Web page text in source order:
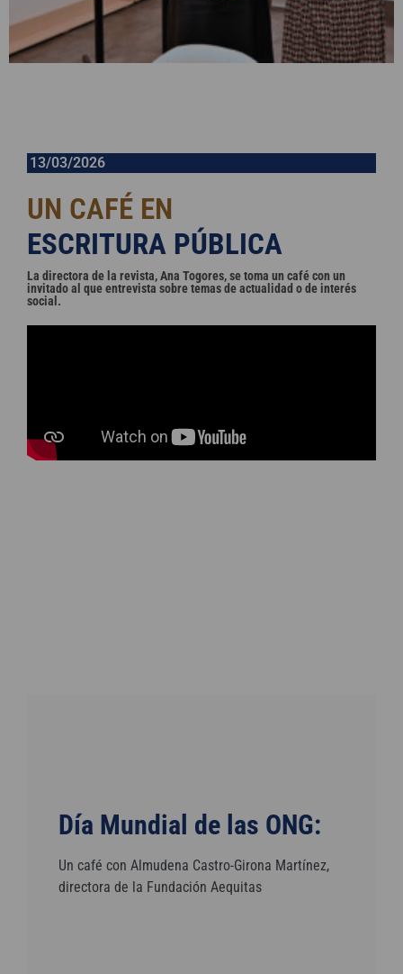
13/03/2026
UN CAFÉ EN
La directora de la revista, Ana Togores, se toma un café con un
invitado al que entrevista sobre temas de actualidad o de interés
Un café con Almudena Castro-Girona Martínez,